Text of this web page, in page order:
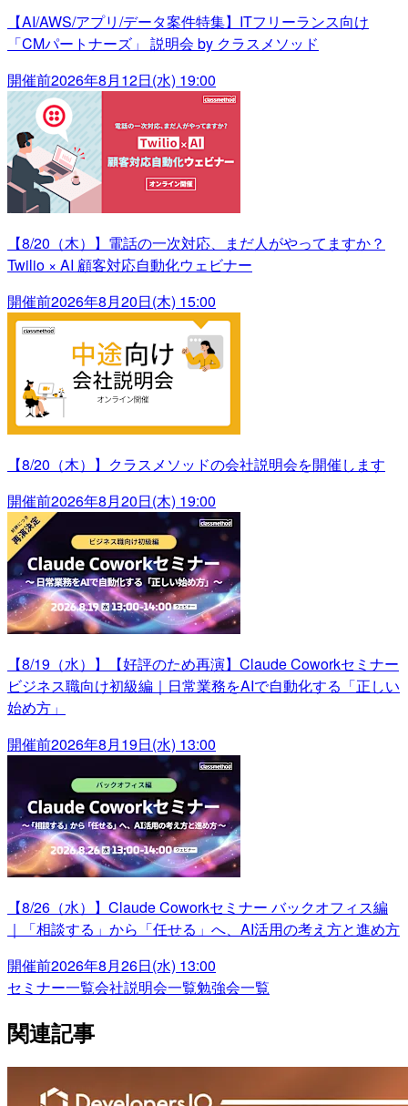
【AI/AWS/アプリ/データ案件特集】ITフリーランス向け
「CMパートナーズ」 説明会 by クラスメソッド
開催前2026年8月12日(水) 19:00
【8/20（木）】電話の一次対応、まだ人がやってますか？
Twilio × AI 顧客対応自動化ウェビナー
開催前2026年8月20日(木) 15:00
【8/20（木）】クラスメソッドの会社説明会を開催します
開催前2026年8月20日(木) 19:00
【8/19（水）】【好評のため再演】Claude Coworkセミナー
ビジネス職向け初級編｜日常業務をAIで自動化する「正しい
始め方」
開催前2026年8月19日(水) 13:00
【8/26（水）】Claude Coworkセミナー バックオフィス編
｜「相談する」から「任せる」へ、AI活用の考え方と進め方
開催前2026年8月26日(水) 13:00
セミナー一覧会社説明会一覧勉強会一覧
関連記事